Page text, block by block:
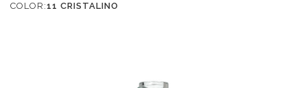
COLOR:11 CRISTALINO